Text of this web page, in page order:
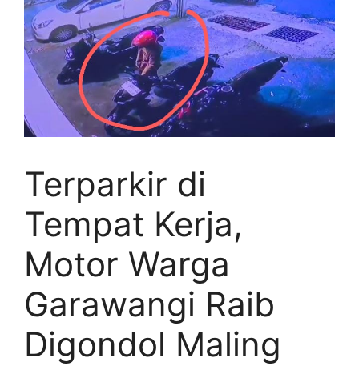
Terparkir di
Tempat Kerja,
Motor Warga
Garawangi Raib
Digondol Maling